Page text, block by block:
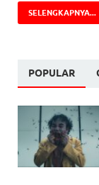
SELENGKAPNYA...
POPULAR